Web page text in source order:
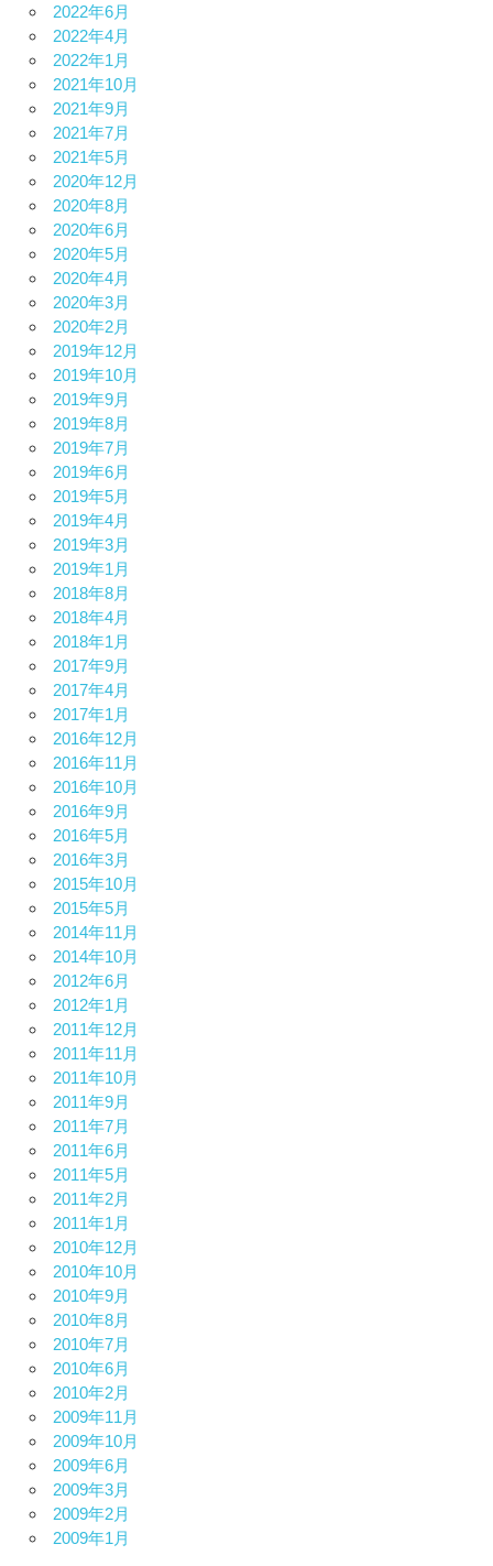
2022年6月
2022年4月
2022年1月
2021年10月
2021年9月
2021年7月
2021年5月
2020年12月
2020年8月
2020年6月
2020年5月
2020年4月
2020年3月
2020年2月
2019年12月
2019年10月
2019年9月
2019年8月
2019年7月
2019年6月
2019年5月
2019年4月
2019年3月
2019年1月
2018年8月
2018年4月
2018年1月
2017年9月
2017年4月
2017年1月
2016年12月
2016年11月
2016年10月
2016年9月
2016年5月
2016年3月
2015年10月
2015年5月
2014年11月
2014年10月
2012年6月
2012年1月
2011年12月
2011年11月
2011年10月
2011年9月
2011年7月
2011年6月
2011年5月
2011年2月
2011年1月
2010年12月
2010年10月
2010年9月
2010年8月
2010年7月
2010年6月
2010年2月
2009年11月
2009年10月
2009年6月
2009年3月
2009年2月
2009年1月